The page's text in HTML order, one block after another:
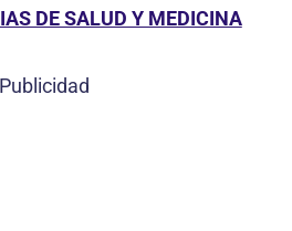
DE SALUD Y MEDICINA
Publicidad